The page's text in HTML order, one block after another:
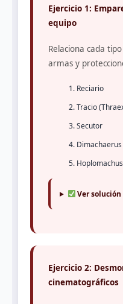
Ejercicio 1:
equipo
Relaciona cada
armas y
Reciario
Tracio
Secutor
Dimachaerus
Hoplomachus
Ver solución
Ejercicio 2:
cinematográficos